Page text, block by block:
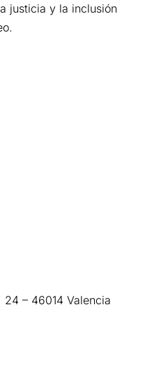
justicia y la inclusión
– 46014 Valencia